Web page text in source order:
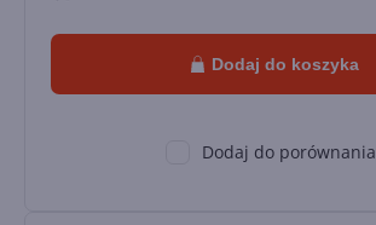
Dodaj do koszyka
Dodaj do porównania